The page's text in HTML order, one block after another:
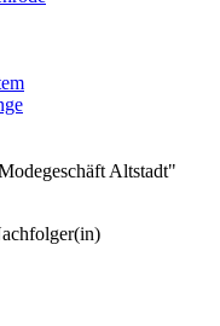
Altstadt"